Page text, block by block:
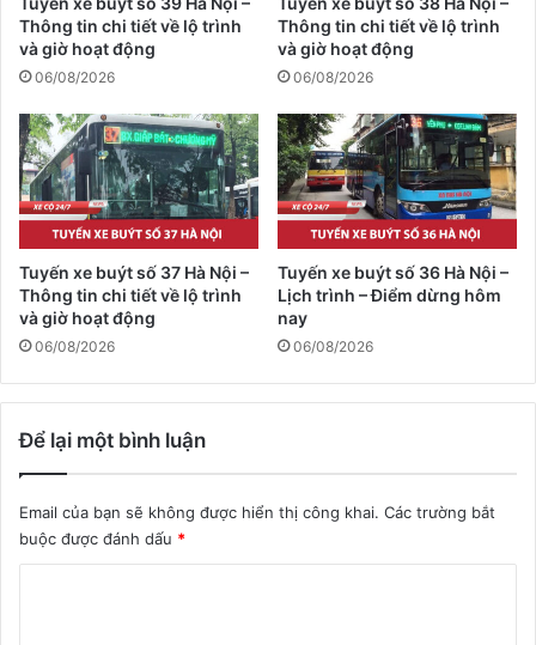
Thông tin chi tiết về lộ trình
và giờ hoạt động
06/08/2026
Thông tin chi tiết về lộ trình
và giờ hoạt động
06/08/2026
Tuyến xe buýt số 37 Hà Nội –
Thông tin chi tiết về lộ trình
và giờ hoạt động
06/08/2026
Tuyến xe buýt số 36 Hà Nội –
Lịch trình – Điểm dừng hôm
nay
06/08/2026
Để lại một bình luận
Email của bạn sẽ không được hiển thị công khai. Các trường bắt
buộc được đánh dấu *